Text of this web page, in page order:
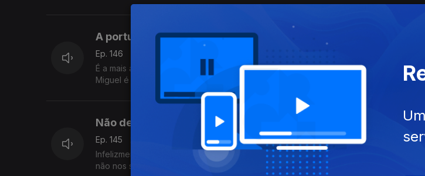
A portuguesa para quem os papas não têm segredos
Ep. 146
É a mais antiga vaticanista e para ela os papas não têm segredos. Pelo menos os
Miguel é a personagem principal do Postal do Dia de hoje.
Não depende tudo de ti
Ep. 145
Infelizmente, nem tudo depende da força de vontade de cada um. Se fosse fácil
não nos serve, todos o faríamos. Ainda assim vale a pena acreditar.